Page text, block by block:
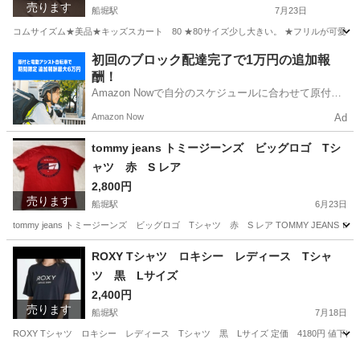
売ります 船堀駅 7月23日
コムサイズム★美品★キッズスカート 80 ★80サイズ少し大きい。 ★フリルが可愛い
船堀駅 子供用品
初回のブロック配達完了で1万円の追加報
酬！
Amazon Nowで自分のスケジュールに合わせて原付や
う！
Amazon Now Ad
売ります
tommy jeans トミージーンズ ビッグロゴ Tシ
ャツ 赤 S レア
2,800円
船堀駅 6月23日
tommy jeans トミージーンズ ビッグロゴ Tシャツ 赤 S レア TOMMY JEANS ロゴ
東京 江戸川区 靴/バッグ
売ります
ROXY Tシャツ ロキシー レディース Tシャ
ツ 黒 Lサイズ
2,400円
船堀駅 7月18日
ROXY Tシャツ ロキシー レディース Tシャツ 黒 Lサイズ 定価 4180円 値下げは不